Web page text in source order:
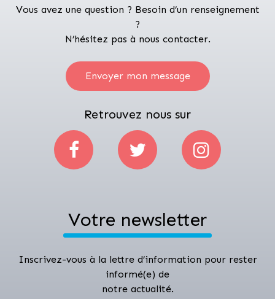
Vous avez une question ? Besoin d’un renseignement
?
N’hésitez pas à nous contacter.
Envoyer mon message
Retrouvez nous sur
Votre newsletter
Inscrivez-vous à la lettre d’information pour rester
informé(e) de
notre actualité.